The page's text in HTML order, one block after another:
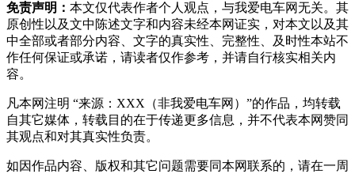
免责声明： 本文仅代表作者个人观点，与我爱电车网无关。其
原创性以及文中陈述文字和内容未经本网证实，对本文以及其
中全部或者部分内容、文字的真实性、完整性、及时性本站不
作任何保证或承诺，请读者仅作参考，并请自行核实相关内
容。
凡本网注明 “来源：XXX（非我爱电车网）”的作品，均转载
自其它媒体，转载目的在于传递更多信息，并不代表本网赞同
其观点和对其真实性负责。
如因作品内容、版权和其它问题需要同本网联系的，请在一周